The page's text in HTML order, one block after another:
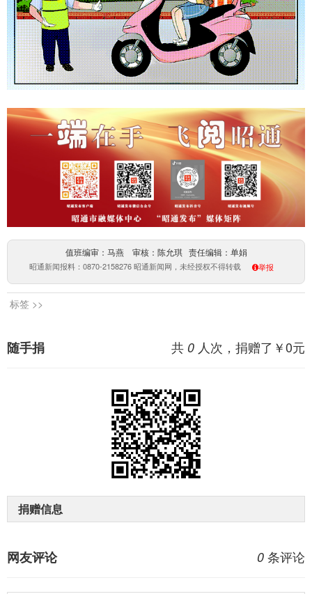
值班编审：马燕 审核：陈允琪 责任编辑：单娟
昭通新闻报料：0870-2158276 昭通新闻网，未经授权不得转载 举报
标签 >>
共 0 人次，捐赠了￥0元
随手捐
捐赠信息
0 条评论
网友评论